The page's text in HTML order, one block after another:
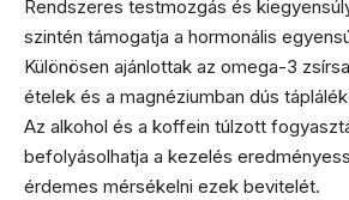
Rendszeres testmozgás és
szintén támogatja a hormonális
Különösen ajánlottak az omega-3
ételek és a magnéziumban dús
Az alkohol és a koffein túlzott
befolyásolhatja a kezelés
érdemes mérsékelni ezek bevitelét.